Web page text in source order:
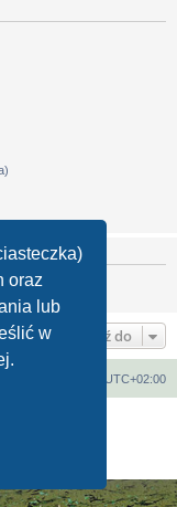
oraz
lub
w
Przejdź do
UTC+02:00